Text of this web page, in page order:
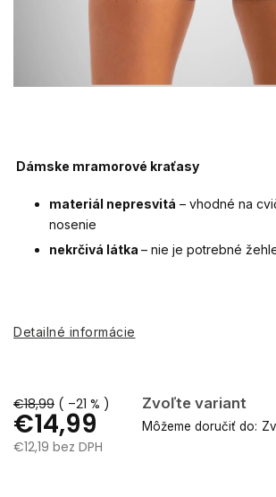
€18,99 ( –21 % )
€14,99
Zvoľte variant
Môžeme doručiť do:
€12,19 bez DPH
Dámske mramorové kraťasy
materiál nepresvitá – vhodné na
nosenie
nekrčivá látka – nie je potrebné
Detailné informácie